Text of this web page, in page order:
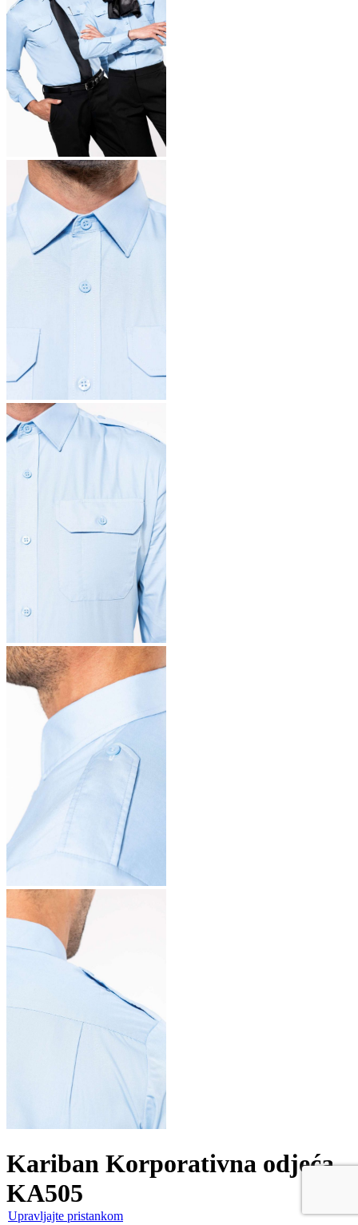
Kariban Korporativna odjeća
KA505
Upravljajte pristankom